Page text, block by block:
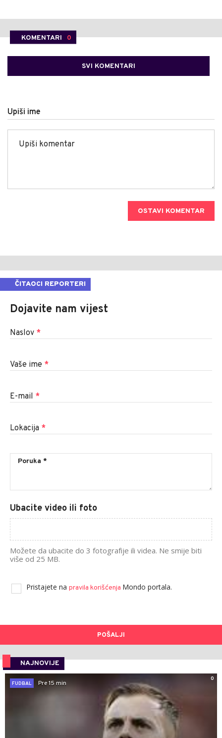
KOMENTARI 0
SVI KOMENTARI
Upiši ime
OSTAVI KOMENTAR
ČITAOCI REPORTERI
Dojavite nam vijest
Naslov *
Vaše ime *
E-mail *
Lokacija *
Ubacite video ili foto
Možete da ubacite do 3 fotografije ili videa. Ne smije biti
više od 25 MB.
Pristajete na pravila korišćenja Mondo portala.
POŠALJI
NAJNOVIJE
0
FUDBAL
Pre 15 min